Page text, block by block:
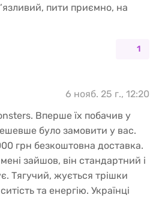
пити приємно, на
1
6 нояб. 25 г., 12:20
Вперше їх побачив у
було замовити у вас.
грн безкоштовна доставка.
зайшов, він стандартний і
Тягучий, жується трішки
та енергію. Українці